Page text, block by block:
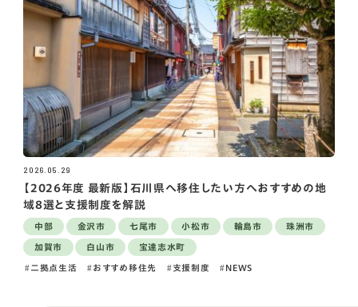
2026.05.29
【2026年度 最新版】石川県へ移住したい方へおすすめの地
域8選と支援制度を解説
中部 金沢市 七尾市 小松市 輪島市 珠洲市
加賀市 白山市 宝達志水町
二拠点生活 おすすめ移住先 支援制度 NEWS